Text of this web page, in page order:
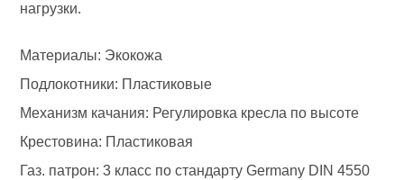
нагрузки.
Материалы: Экокожа
Подлокотники: Пластиковые
Механизм качания: Регулировка кресла по высоте
Крестовина: Пластиковая
Газ. патрон: 3 класс по стандарту Germany DIN 4550